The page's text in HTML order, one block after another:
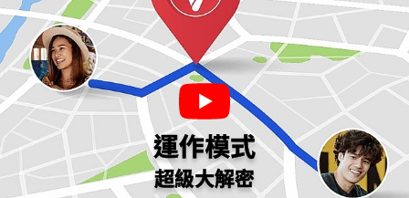
運作模式
超級大解密